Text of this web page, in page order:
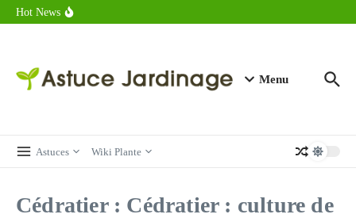
Aller au contenu
Hot News
Combien de calories dans un croque monsieur en 2025 ?
Menu
Astuces Wiki Plante
Cédratier : Cédratier : culture de